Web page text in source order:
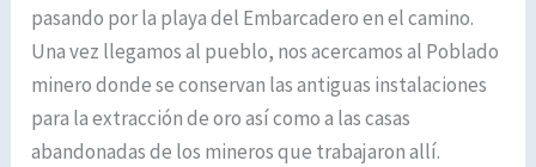
pasando por la playa del Embarcadero en el camino.
Una vez llegamos al pueblo, nos acercamos al Poblado
minero donde se conservan las antiguas instalaciones
para la extracción de oro así como a las casas
abandonadas de los mineros que trabajaron allí.